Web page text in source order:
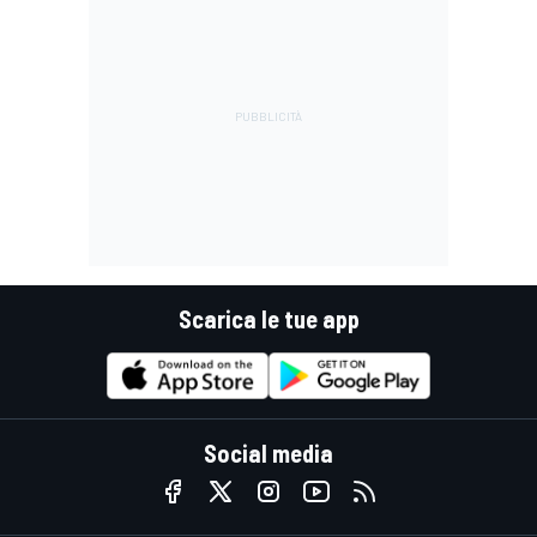
Scarica le tue app
Social media